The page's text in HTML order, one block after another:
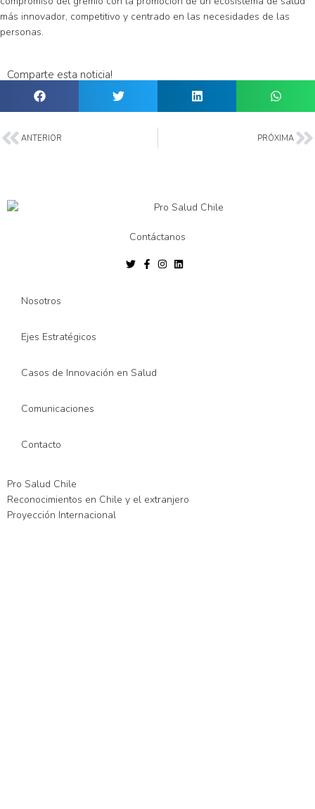
más innovador, competitivo y centrado en las necesidades de las
personas.
Comparte esta noticia!
ANTERIOR PRÓXIMA
Contáctanos
Nosotros
Ejes Estratégicos
Casos de Innovación en Salud
Comunicaciones
Contacto
Pro Salud Chile
Reconocimientos en Chile y el extranjero
Proyección Internacional